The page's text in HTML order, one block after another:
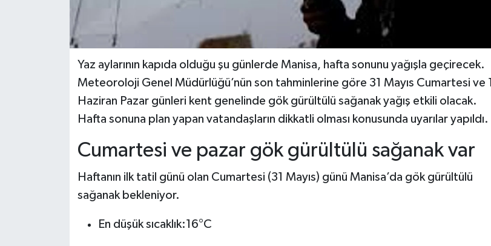
Yaz aylarının kapıda olduğu şu günlerde Manisa, hafta sonunu yağışla geçirecek.
Meteoroloji Genel Müdürlüğü’nün son tahminlerine göre 31 Mayıs Cumartesi ve 1
Haziran Pazar günleri kent genelinde gök gürültülü sağanak yağış etkili olacak.
Hafta sonuna plan yapan vatandaşların dikkatli olması konusunda uyarılar yapıldı.
Cumartesi ve pazar gök gürültülü sağanak var
Haftanın ilk tatil günü olan Cumartesi (31 Mayıs) günü Manisa’da gök gürültülü
sağanak bekleniyor.
En düşük sıcaklık:16°C